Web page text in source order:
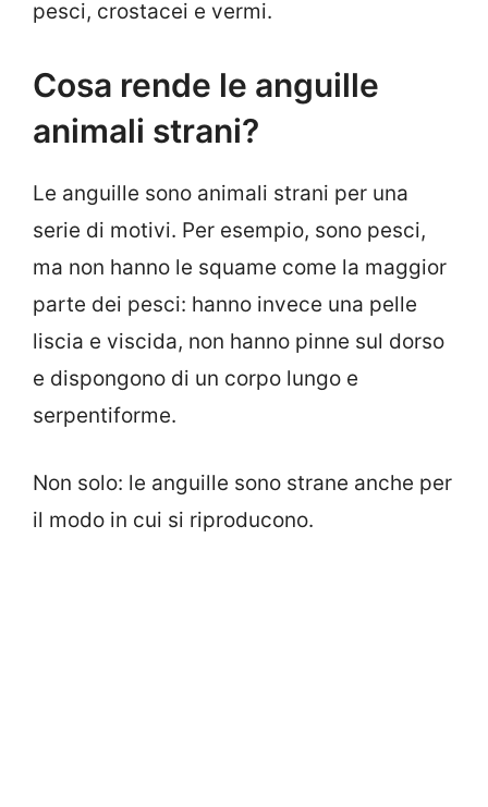
pesci, crostacei e vermi.
Cosa rende le anguille
animali strani?
Le anguille sono animali strani per una
serie di motivi. Per esempio, sono pesci,
ma non hanno le squame come la maggior
parte dei pesci: hanno invece una pelle
liscia e viscida, non hanno pinne sul dorso
e dispongono di un corpo lungo e
serpentiforme.
Non solo: le anguille sono strane anche per
il modo in cui si riproducono.